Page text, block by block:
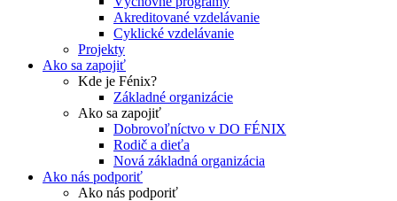
Akreditované vzdelávanie
Cyklické vzdelávanie
Projekty
Ako sa zapojiť
Kde je Fénix?
Základné organizácie
Ako sa zapojiť
Dobrovoľníctvo v DO FÉNIX
Rodič a dieťa
Nová základná organizácia
Ako nás podporiť
Ako nás podporiť